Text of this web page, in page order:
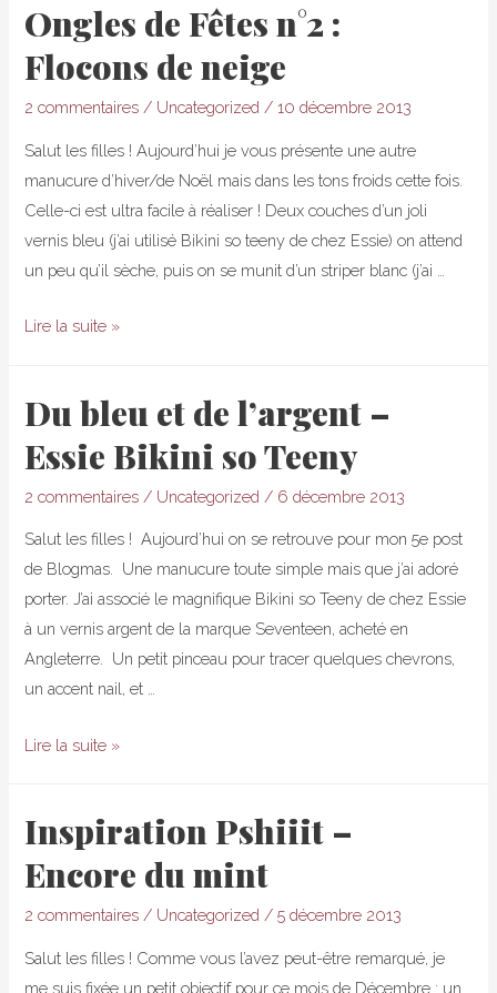
printemps
–
Du
rose
et
des
fleurs
Ongles de Fêtes n°2 :
Flocons de neige
2 commentaires / Uncategorized /10 décembre 2013
Salut les filles ! Aujourd’hui je vous présente une autre
manucure d’hiver/de Noël mais dans les tons froids cette fois.
Celle-ci est ultra facile à réaliser ! Deux couches d’un joli
vernis bleu (j’ai utilisé Bikini so teeny de chez Essie) on attend
un peu qu’il sèche, puis on se munit d’un striper blanc (j’ai …
Ongles
n°2
:
Flocons
de
neige
Lire la suite »
Du bleu et de l’argent –
Essie Bikini so Teeny
2 commentaires / Uncategorized / 6 décembre 2013
Salut les filles ! Aujourd’hui on se retrouve pour mon 5e post
de Blogmas. Une manucure toute simple mais que j’ai adoré
porter. J’ai associé le magnifique Bikini so Teeny de chez Essie
à un vernis argent de la marque Seventeen, acheté en
Angleterre. Un petit pinceau pour tracer quelques chevrons,
un accent nail, et …
Du
de
l’argent
–
Essie
Bikini
so
Lire la suite »
Inspiration Pshiiit –
Encore du mint
2 commentaires / Uncategorized /5 décembre 2013
Salut les filles ! Comme vous l’avez peut-être remarqué, je
me suis fixée un petit objectif pour ce mois de Décembre : un